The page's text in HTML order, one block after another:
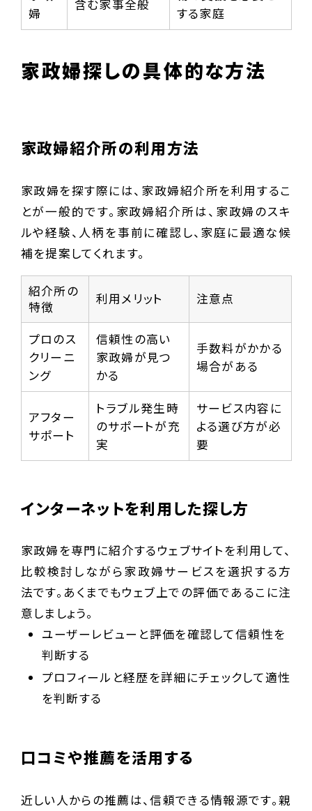
婦
含む家事全般
する家庭
家政婦探しの具体的な方法
家政婦紹介所の利用方法
家政婦を探す際には、家政婦紹介所を利用するこ
とが一般的です。家政婦紹介所は、家政婦のスキ
ルや経験、人柄を事前に確認し、家庭に最適な候
補を提案してくれます。
紹介所の
特徴
利用メリット 注意点
プロのス
クリーニ
ング
信頼性の高い
家政婦が見つ
かる
手数料がかかる
場合がある
アフター
サポート
トラブル発生時
のサポートが充
実
サービス内容に
よる選び方が必
要
インターネットを利用した探し方
家政婦を専門に紹介するウェブサイトを利用して、
比較検討しながら家政婦サービスを選択する方
法です。あくまでもウェブ上での評価であるこに注
意しましょう。
ユーザーレビューと評価を確認して信頼性を
判断する
プロフィールと経歴を詳細にチェックして適性
を判断する
口コミや推薦を活用する
近しい人からの推薦は、信頼できる情報源です。親